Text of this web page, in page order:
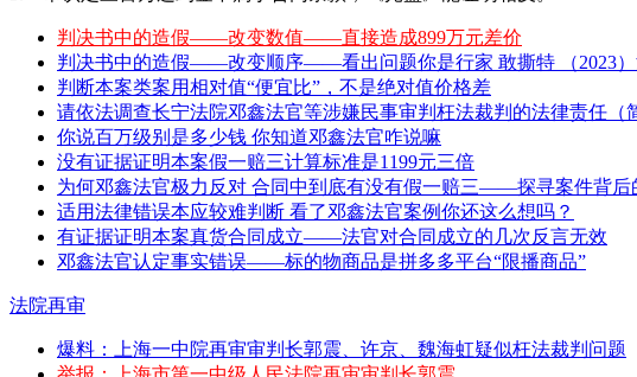
判决书中的造假——改变数值——直接造成899万元差价
判决书中的造假——改变顺序——看出问题你是行家 敢撕特 （2023）
判断本案类案用相对值“便宜比”，不是绝对值价格差
请依法调查长宁法院邓鑫法官等涉嫌民事审判枉法裁判的法律责任（
你说百万级别是多少钱 你知道邓鑫法官咋说嘛
没有证据证明本案假一赔三计算标准是1199元三倍
为何邓鑫法官极力反对 合同中到底有没有假一赔三——探寻案件背后
适用法律错误本应较难判断 看了邓鑫法官案例你还这么想吗？
有证据证明本案真货合同成立——法官对合同成立的几次反言无效
邓鑫法官认定事实错误——标的物商品是拼多多平台“限播商品”
法院再审
爆料：上海一中院再审审判长郭震、许京、魏海虹疑似枉法裁判问题